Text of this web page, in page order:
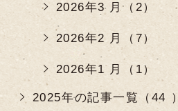
2026年3 月（2）
2026年2 月（7）
2026年1 月（1）
2025年の記事一覧（44 ）